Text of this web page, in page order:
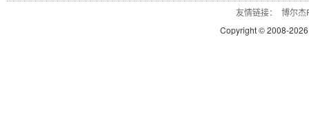
友情链接：
博尔杰
Copyright © 2008-2026